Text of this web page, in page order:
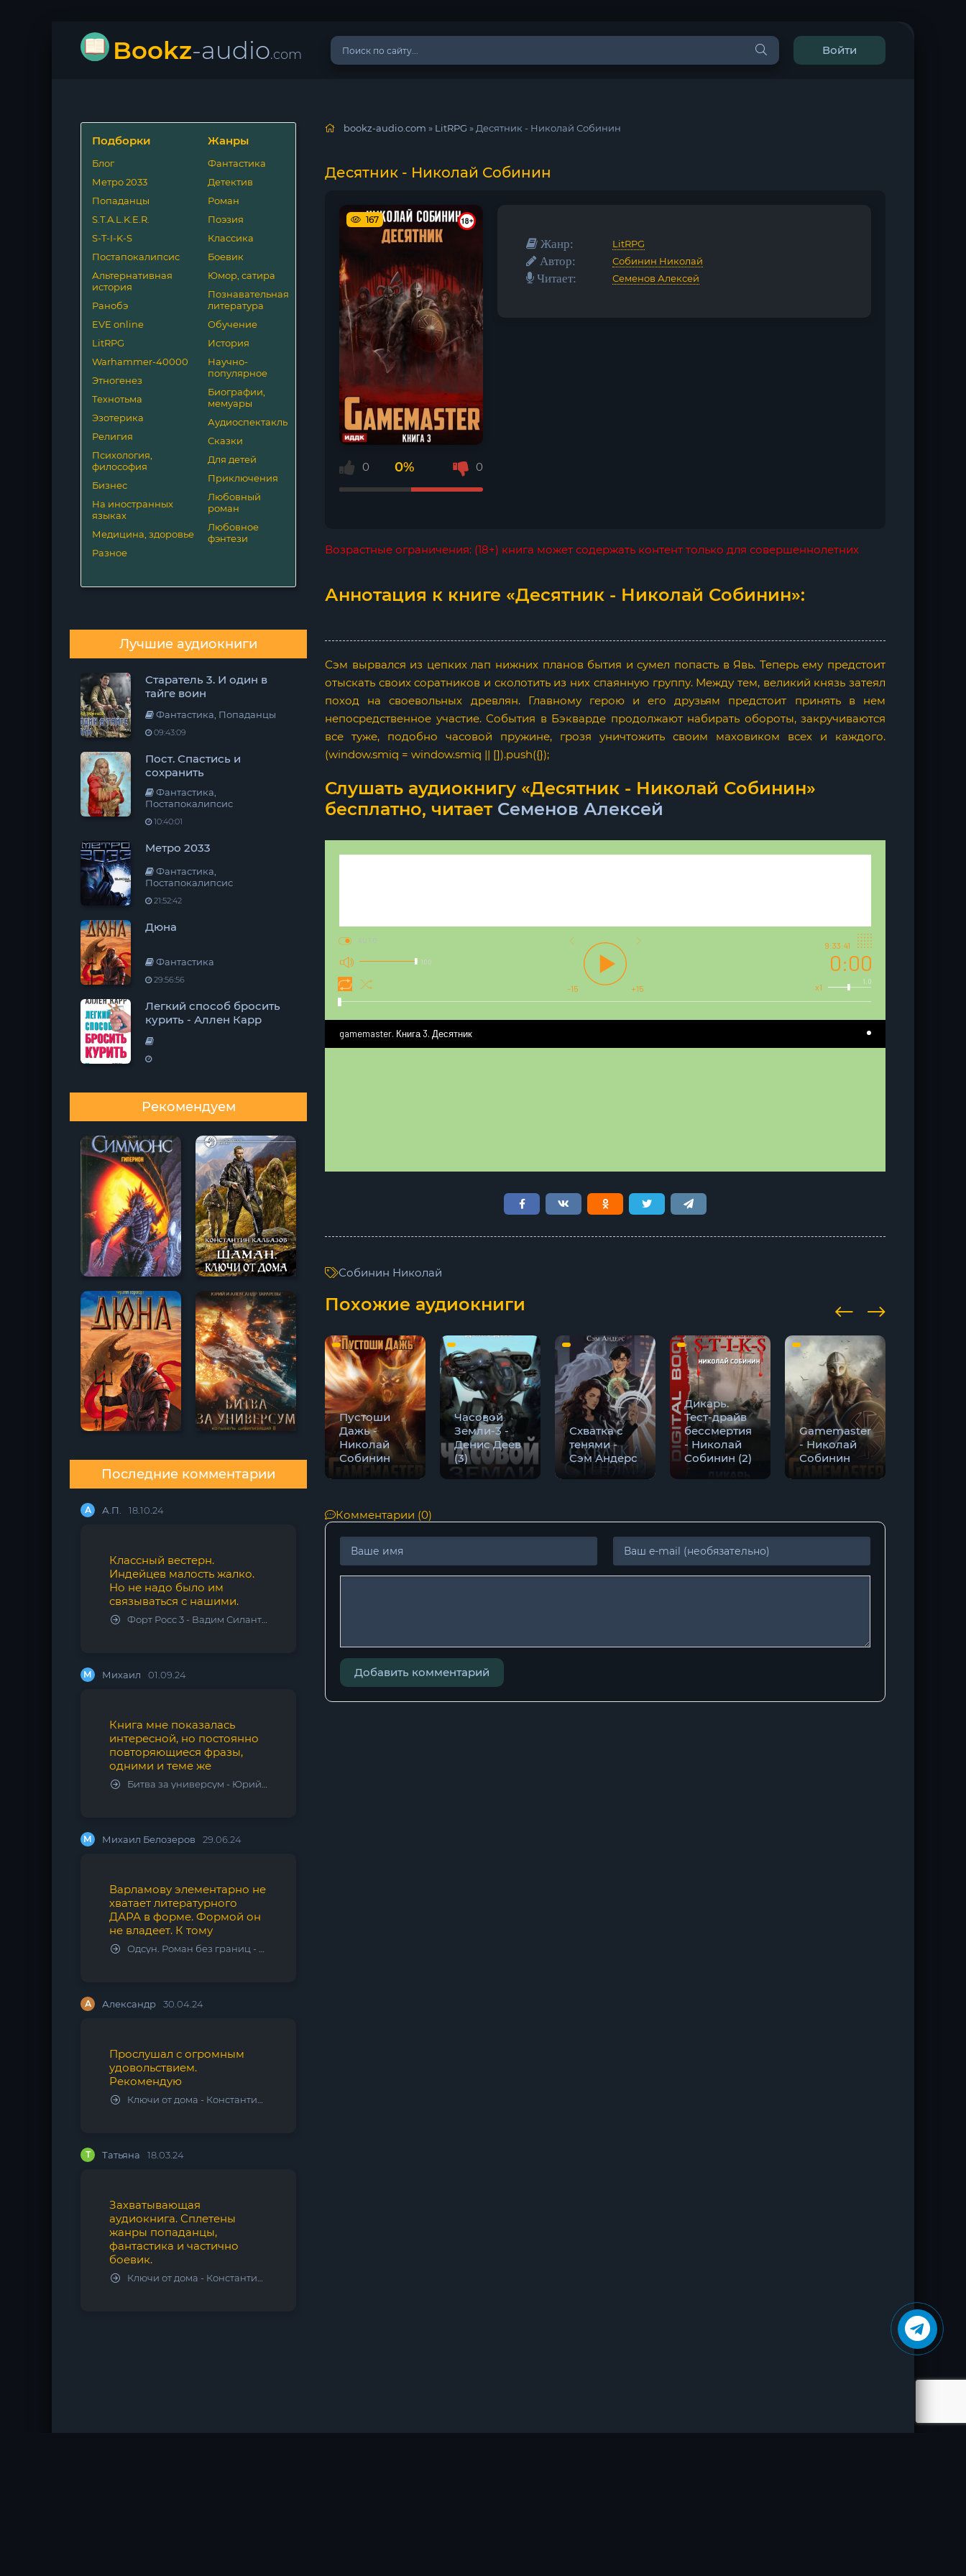
Bookz-audio.com Войти
Подборки
Блог
Метро 2033
Попаданцы
S.T.A.L.K.E.R.
S-T-I-K-S
Постапокалипсис
Альтернативная
история
Ранобэ
EVE online
LitRPG
Warhammer-40000
Этногенез
Технотьма
Эзотерика
Религия
Психология,
философия
Бизнес
На иностранных
языках
Медицина, здоровье
Разное
Жанры
Фантастика
Детектив
Роман
Поэзия
Классика
Боевик
Юмор, сатира
Познавательная
литература
Обучение
История
Научно-
популярное
Биографии,
мемуары
Аудиоспектакль
Сказки
Для детей
Приключения
Любовный
роман
Любовное
фэнтези
Лучшие аудиокниги
Старатель 3. И один в
тайге воин
Фантастика, Попаданцы
09:43:09
Пост. Спастись и
сохранить
Фантастика,
Постапокалипсис
10:40:01
Метро 2033
Фантастика,
Постапокалипсис
21:52:42
Дюна
Фантастика
29:56:56
Легкий способ бросить
курить - Аллен Карр
Рекомендуем
Последние комментарии
А А.П. 18.10.24
Классный вестерн.
Индейцев малость жалко.
Но не надо было им
связываться с нашими.
Форт Росс 3 - Вадим Силантьев
М Михаил 01.09.24
Книга мне показалась
интересной, но постоянно
повторяющиеся фразы,
одними и теме же
Битва за универсум - Юрий Тарарев, Александр Тарарев
М Михаил Белозеров 29.06.24
Варламову элементарно не
хватает литературного
ДАРА в форме. Формой он
не владеет. К тому
Одсун. Роман без границ - Алексей Варламов
А Александр 30.04.24
Прослушал с огромным
удовольствием.
Рекомендую
Ключи от дома - Константин Калбазов
Т Татьяна 18.03.24
Захватывающая
аудиокнига. Сплетены
жанры попаданцы,
фантастика и частично
боевик.
Ключи от дома - Константин Калбазов
bookz-audio.com » LitRPG » Десятник - Николай Собинин
Десятник - Николай Собинин
167
0 0% 0
Жанр: LitRPG
Автор: Собинин Николай
Читает: Семенов Алексей
Возрастные ограничения: (18+) книга может содержать контент только для совершеннолетних
Аннотация к книге «Десятник - Николай Собинин»:
Сэм вырвался из цепких лап нижних планов бытия и сумел попасть в Явь. Теперь ему предстоит
отыскать своих соратников и сколотить из них спаянную группу. Между тем, великий князь затеял
поход на своевольных древлян. Главному герою и его друзьям предстоит принять в нем
непосредственное участие. События в Бэкварде продолжают набирать обороты, закручиваются
все туже, подобно часовой пружине, грозя уничтожить своим маховиком всех и каждого.
(window.smiq = window.smiq || []).push({});
Слушать аудиокнигу «Десятник - Николай Собинин»
бесплатно, читает Семенов Алексей
100 0:00
9:33:41
1.0
x1
-15 +15
AUTO
gamemaster. Книга 3. Десятник
Собинин Николай
Похожие аудиокниги
Пустоши
Дажь -
Николай
Собинин
Часовой
Земли-3 -
Денис Деев
(3)
Схватка с
тенями -
Сэм Андерс
Дикарь.
Тест-драйв
бессмертия
- Николай
Собинин (2)
Gamemaster
- Николай
Собинин
Комментарии (0)
Добавить комментарий